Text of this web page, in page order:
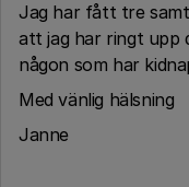
Jag har fått tre
att jag har ringt upp
någon som har
Med vänlig hälsning
Janne